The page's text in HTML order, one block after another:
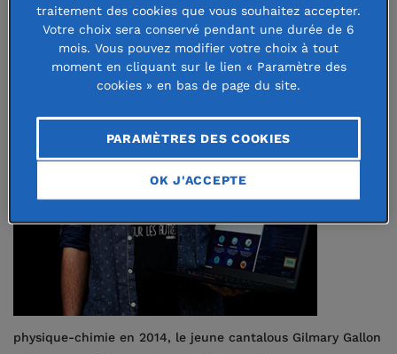
Lorsqu’il
sa thèse
physique-chimie en 2014, le jeune cantalous Gilmary Gallon
traitement des cookies que vous souhaitez accepter.
Votre choix sera conservé pendant une durée de 6
mois. Vous pouvez modifier votre choix à tout
moment en cliquant sur le lien « Paramètre des
cookies » en bas de page du site.
PARAMÈTRES DES COOKIES
OK J'ACCEPTE